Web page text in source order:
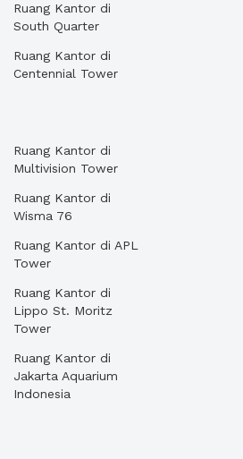
Ruang Kantor di
South Quarter
Ruang Kantor di
Centennial Tower
Ruang Kantor di
Multivision Tower
Ruang Kantor di
Wisma 76
Ruang Kantor di APL
Tower
Ruang Kantor di
Lippo St. Moritz
Tower
Ruang Kantor di
Jakarta Aquarium
Indonesia